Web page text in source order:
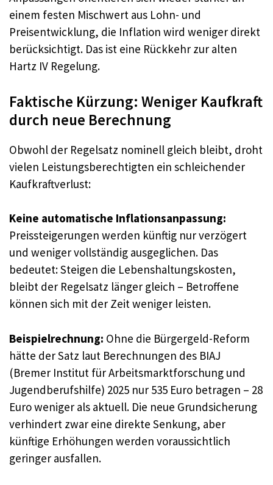
einem festen Mischwert aus Lohn- und
Preisentwicklung, die Inflation wird weniger direkt
berücksichtigt. Das ist eine Rückkehr zur alten
Hartz IV Regelung.
Faktische Kürzung: Weniger Kaufkraft
durch neue Berechnung
Obwohl der Regelsatz nominell gleich bleibt, droht
vielen Leistungsberechtigten ein schleichender
Kaufkraftverlust:
Keine automatische Inflationsanpassung:
Preissteigerungen werden künftig nur verzögert
und weniger vollständig ausgeglichen. Das
bedeutet: Steigen die Lebenshaltungskosten,
bleibt der Regelsatz länger gleich – Betroffene
können sich mit der Zeit weniger leisten.
Beispielrechnung: Ohne die Bürgergeld-Reform
hätte der Satz laut Berechnungen des BIAJ
(Bremer Institut für Arbeitsmarktforschung und
Jugendberufshilfe) 2025 nur 535 Euro betragen – 28
Euro weniger als aktuell. Die neue Grundsicherung
verhindert zwar eine direkte Senkung, aber
künftige Erhöhungen werden voraussichtlich
geringer ausfallen.